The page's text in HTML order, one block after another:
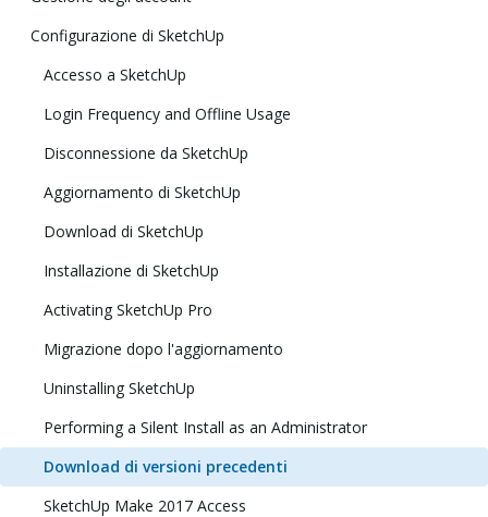
Configurazione di SketchUp
Accesso a SketchUp
Login Frequency and Offline Usage
Disconnessione da SketchUp
Aggiornamento di SketchUp
Download di SketchUp
Installazione di SketchUp
Activating SketchUp Pro
Migrazione dopo l'aggiornamento
Uninstalling SketchUp
Performing a Silent Install as an Administrator
Download di versioni precedenti
SketchUp Make 2017 Access